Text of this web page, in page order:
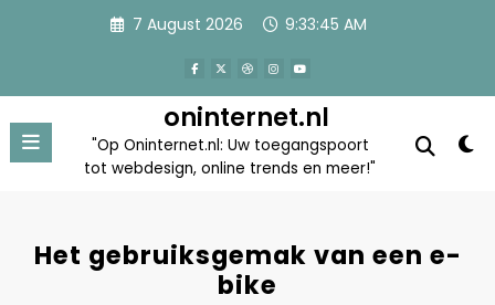
7 August 2026 9:33:45 AM
oninternet.nl
"Op Oninternet.nl: Uw toegangspoort
tot webdesign, online trends en meer!"
Het gebruiksgemak van een e-
bike